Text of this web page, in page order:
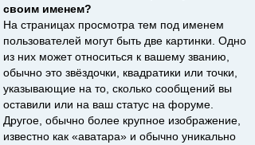
своим именем?
На страницах просмотра тем под именем
пользователей могут быть две картинки. Одно
из них может относиться к вашему званию,
обычно это звёздочки, квадратики или точки,
указывающие на то, сколько сообщений вы
оставили или на ваш статус на форуме.
Другое, обычно более крупное изображение,
известно как «аватара» и обычно уникально